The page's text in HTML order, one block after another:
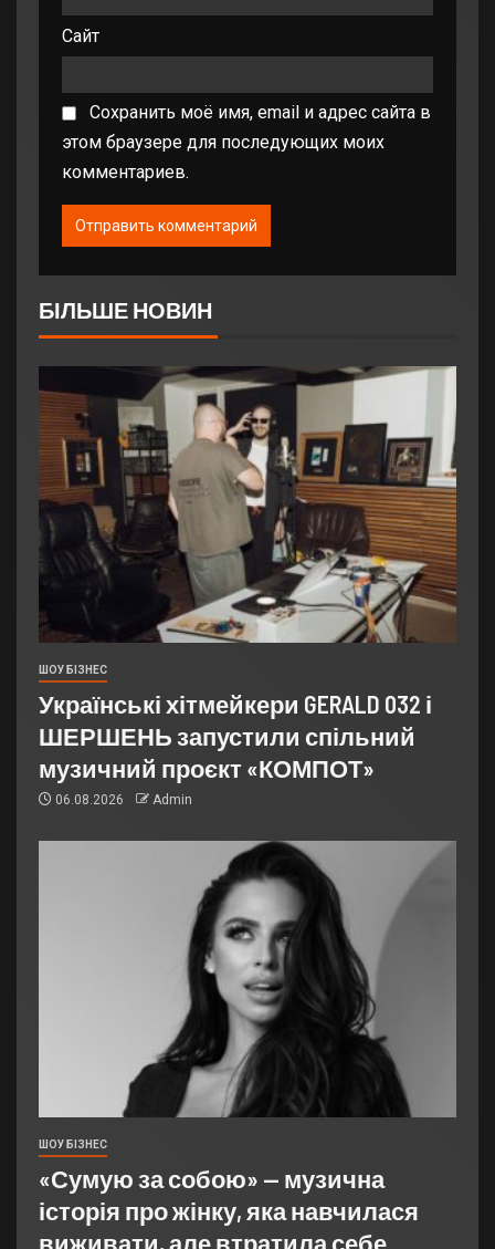
Сайт
Сохранить моё имя, email и адрес сайта в
этом браузере для последующих моих
комментариев.
БІЛЬШЕ НОВИН
ШОУ БІЗНЕС
Українські хітмейкери GERALD 032 і
ШЕРШЕНЬ запустили спільний
музичний проєкт «КОМПОТ»
06.08.2026 Admin
ШОУ БІЗНЕС
«Сумую за собою» — музична
історія про жінку, яка навчилася
виживати, але втратила себе